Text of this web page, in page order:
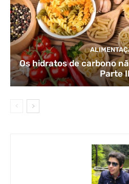
Os hidratos de carbono
Parte